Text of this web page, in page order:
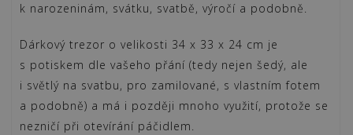
k narozeninám, svátku, svatbě, výročí a podobně.
Dárkový trezor o velikosti 34 x 33 x 24 cm je
s potiskem dle vašeho přání (tedy nejen šedý, ale
i světlý na svatbu, pro zamilované, s vlastním fotem
a podobně) a má i později mnoho využití, protože se
nezničí při otevírání páčidlem.